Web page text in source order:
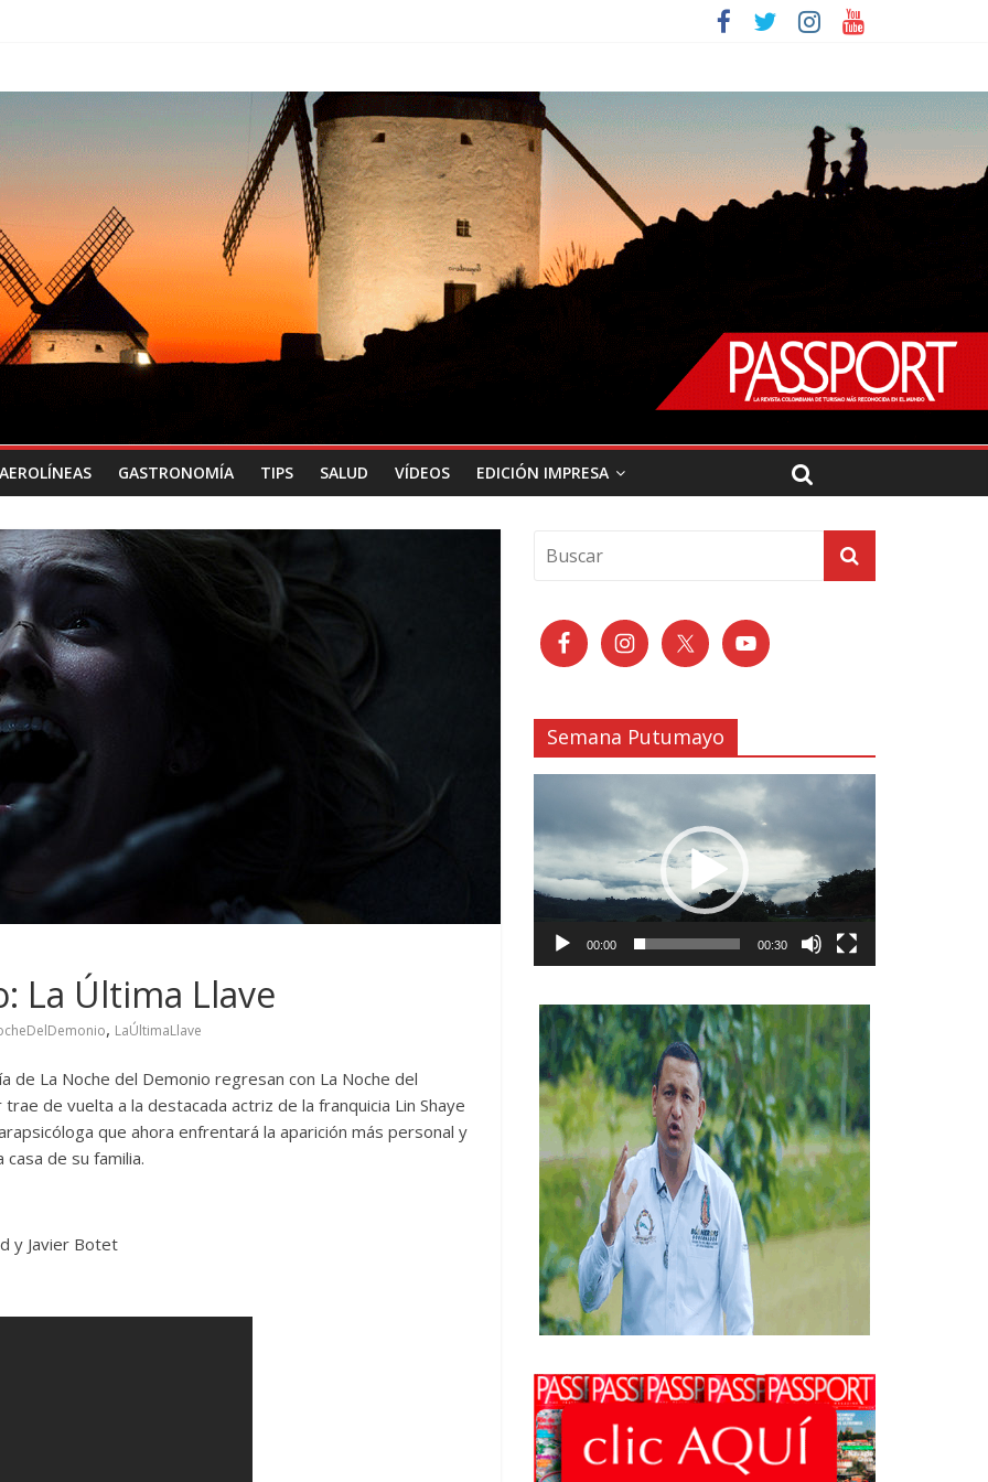
AEROLÍNEAS GASTRONOMÍA TIPS SALUD VÍDEOS EDICIÓN IMPRESA
La Última Llave
, LaÚltimaLlave
La Noche del Demonio regresan con La Noche del
de vuelta a la destacada actriz de la franquicia Lin Shaye
que ahora enfrentará la aparición más personal y
de su familia.
y Javier Botet
Semana Putumayo
vídeo
00:00 00:30